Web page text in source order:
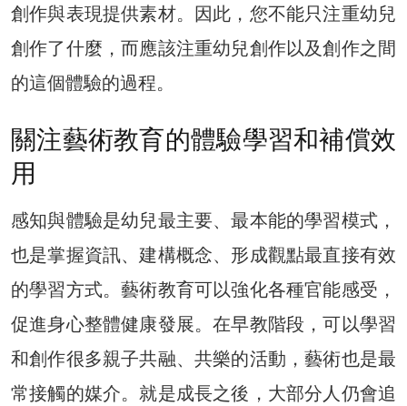
創作與表現提供素材。因此，您不能只注重幼兒
創作了什麼，而應該注重幼兒創作以及創作之間
的這個體驗的過程。
關注藝術教育的體驗學習和補償效
用
感知與體驗是幼兒最主要、最本能的學習模式，
也是掌握資訊、建構概念、形成觀點最直接有效
的學習方式。藝術教育可以強化各種官能感受，
促進身心整體健康發展。在早教階段，可以學習
和創作很多親子共融、共樂的活動，藝術也是最
常接觸的媒介。就是成長之後，大部分人仍會追